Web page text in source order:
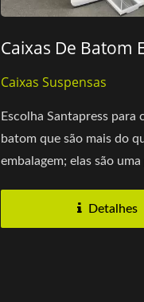
Caixas De Batom
Caixas Suspensas
Escolha Santapress para
batom que são mais do
embalagem; elas são
Detalhes